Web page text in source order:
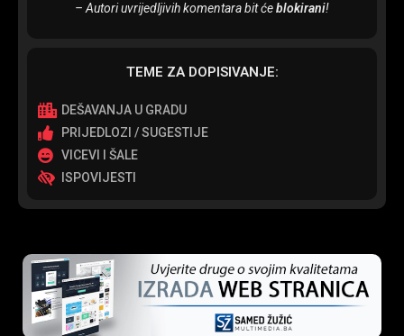
– Autori uvrijedljivih komentara bit ćeblokirani!
TEME ZA DOPISIVANJE:
DEŠAVANJA U GRADU
PRIJEDLOZI / SUGESTIJE
VICEVI I ŠALE
ISPOVIJESTI